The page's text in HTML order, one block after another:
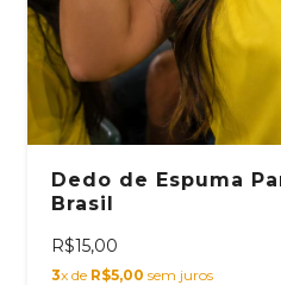
Dedo de Espuma
Brasil
R$15,00
3x de R$5,00 sem juros